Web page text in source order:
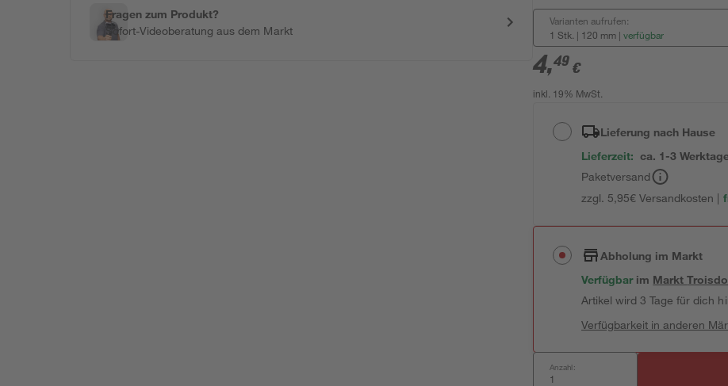
Fragen zum Produkt?
Sofort-Videoberatung aus dem Markt
Varianten aufrufen:
1 Stk. | 120 mm | verfügbar
4,49 €
inkl. 19% MwSt.
Lieferung nach Hause
Lieferzeit: ca. 1-3
Paketversand
zzgl. 5,95€ Versandkosten |
Abholung im Markt
Verfügbar im Markt
Artikel wird 3 Tage für dich
Verfügbarkeit in anderen
Anzahl: